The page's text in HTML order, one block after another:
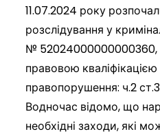
11.07.2024 року
розслідування у
№ 52024000000000360,
правовою
правопорушення: ч.2
Водночас відомо, що
необхідні заходи, які